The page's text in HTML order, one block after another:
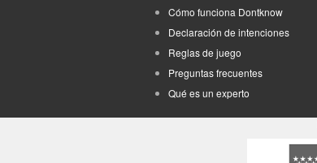
Cómo funciona Dontknow
Declaración de intenciones
Reglas de juego
Preguntas frecuentes
Qué es un experto